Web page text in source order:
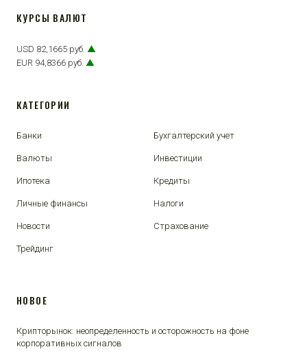
КУРСЫ ВАЛЮТ
USD 82,1665 руб. ▲
EUR 94,8366 руб. ▲
КАТЕГОРИИ
Банки Бухгалтерский учет
Валюты Инвестиции
Ипотека Кредиты
Личные финансы Налоги
Новости Страхование
Трейдинг
НОВОЕ
Крипторынок: неопределенность и осторожность на фоне
корпоративных сигналов